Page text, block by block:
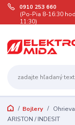
0910 253 660
(Po-Pia 8-16:30
11:30)
Bojlery
ARISTON / INDESIT